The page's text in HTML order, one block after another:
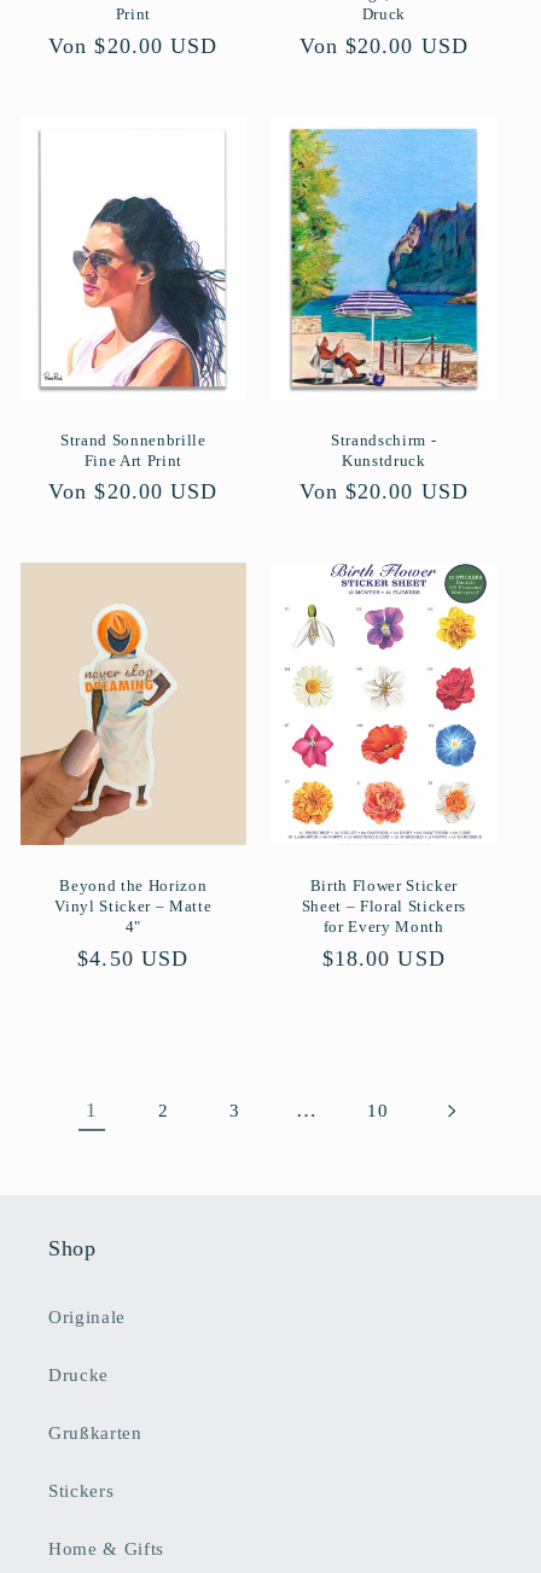
Print
Normaler
Von $20.00 USD
Druck
Normaler
Von $20.00 USD
Strand Sonnenbrille
Fine Art Print
Normaler
Von $20.00 USD
Strandschirm -
Kunstdruck
Normaler
Von $20.00 USD
Beyond the Horizon
Vinyl Sticker – Matte
4"
Normaler
$4.50 USD
Birth Flower Sticker
Sheet – Floral Stickers
for Every Month
Normaler
$18.00 USD
1 2 3 … 10
Shop
Originale
Drucke
Grußkarten
Stickers
Home & Gifts